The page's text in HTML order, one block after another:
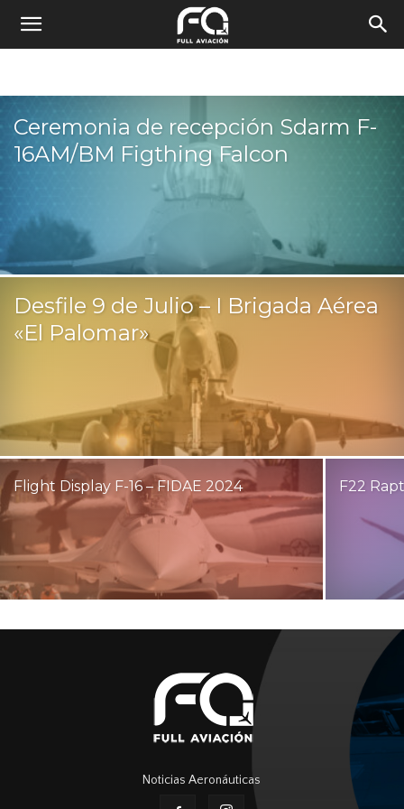
Ceremonia de recepción Sdarm F-
16AM/BM Figthing Falcon
Desfile 9 de Julio – I Brigada Aérea
«El Palomar»
Flight Display F-16 – FIDAE 2024 F22
Noticias Aeronáuticas